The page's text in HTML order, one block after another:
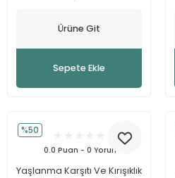
Ürüne Git
Sepete Ekle
%50
0.0 Puan - 0 Yorum
Yaşlanma Karşıtı Ve Kırışıklık